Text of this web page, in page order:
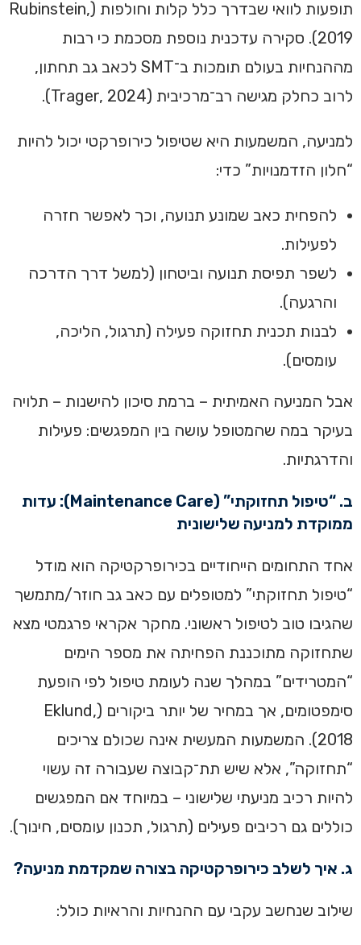
תופעות לוואי שבדרך כלל קלות וחולפות (Rubinstein,
2019). סקירה עדכנית נוספת מסכמת כי רבות
מההנחיות בעולם תומכות ב־SMT לכאב גב תחתון,
לרוב כחלק מגישה רב־מרכיבית (Trager, 2024).
למניעה, המשמעות היא שטיפול כירופרקטי יכול להיות
“חלון הזדמנויות” כדי:
להפחית כאב שמונע תנועה, וכך לאפשר חזרה
לפעילות.
לשפר תפיסת תנועה וביטחון (למשל דרך הדרכה
והרגעה).
לבנות תכנית תחזוקה פעילה (תרגול, הליכה,
עומסים).
אבל המניעה האמיתית – ברמת סיכון להישנות – תלויה
בעיקר במה שהמטופל עושה בין המפגשים: פעילות
והדרגתיות.
ב. “טיפול תחזוקתי” (Maintenance Care): עדות
ממוקדת למניעה שלישונית
אחד התחומים הייחודיים בכירופרקטיקה הוא מודל
“טיפול תחזוקתי” למטופלים עם כאב גב חוזר/מתמשך
שהגיבו טוב לטיפול ראשוני. מחקר אקראי פרגמטי מצא
שתחזוקה מתוכננת הפחיתה את מספר הימים
“המטרידים” במהלך שנה לעומת טיפול לפי הופעת
סימפטומים, אך במחיר של יותר ביקורים (Eklund,
2018). המשמעות המעשית אינה שכולם צריכים
“תחזוקה”, אלא שיש תת־קבוצה שעבורה זה עשוי
להיות רכיב מניעתי שלישוני – במיוחד אם המפגשים
כוללים גם רכיבים פעילים (תרגול, תכנון עומסים, חינוך).
ג. איך לשלב כירופרקטיקה בצורה שמקדמת מניעה?
שילוב שנחשב עקבי עם ההנחיות והראיות כולל: